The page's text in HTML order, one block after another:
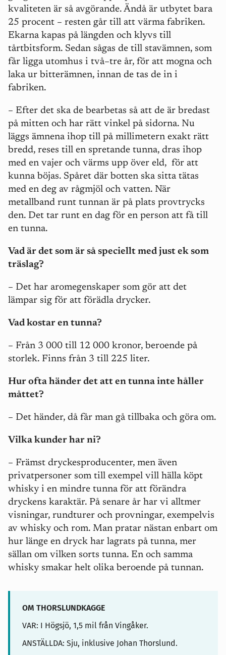
kvaliteten är så avgörande. Ändå är utbytet bara
25 procent – resten går till att värma fabriken.
Ekarna kapas på längden och klyvs till
tårtbitsform. Sedan sågas de till stavämnen, som
får ligga utomhus i två–tre år, för att mogna och
laka ur bitterämnen, innan de tas de in i
fabriken.
– Efter det ska de bearbetas så att de är bredast
på mitten och har rätt vinkel på sidorna. Nu
läggs ämnena ihop till på millimetern exakt rätt
bredd, reses till en spretande tunna, dras ihop
med en vajer och värms upp över eld, för att
kunna böjas. Spåret där botten ska sitta tätas
med en deg av rågmjöl och vatten. När
metallband runt tunnan är på plats provtrycks
den. Det tar runt en dag för en person att få till
en tunna.
Vad är det som är så speciellt med just ek som
träslag?
– Det har aromegenskaper som gör att det
lämpar sig för att förädla drycker.
Vad kostar en tunna?
– Från 3 000 till 12 000 kronor, beroende på
storlek. Finns från 3 till 225 liter.
Hur ofta händer det att en tunna inte håller
måttet?
– Det händer, då får man gå tillbaka och göra om.
Vilka kunder har ni?
– Främst dryckesproducenter, men även
privatpersoner som till exempel vill hälla köpt
whisky i en mindre tunna för att förändra
dryckens karaktär. På senare år har vi alltmer
visningar, rundturer och provningar, exempelvis
av whisky och rom. Man pratar nästan enbart om
hur länge en dryck har lagrats på tunna, mer
sällan om vilken sorts tunna. En och samma
whisky smakar helt olika beroende på tunnan.
OM THORSLUNDKAGGE
VAR: I Högsjö, 1,5 mil från Vingåker.
ANSTÄLLDA: Sju, inklusive Johan Thorslund.